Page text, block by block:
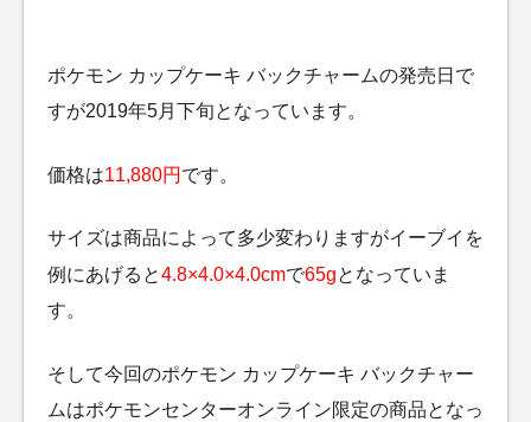
ポケモン カップケーキ バックチャームの発売日で
すが2019年5月下旬となっています。
価格は11,880円 です。
サイズは商品によって多少変わりますがイーブイを
例にあげると4.8×4.0×4.0cmで65gとなっていま
す。
そして今回のポケモン カップケーキ バックチャー
ムはポケモンセンターオンライン限定の商品となっ